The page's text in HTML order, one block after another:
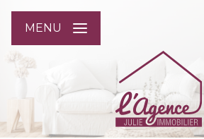
MENU